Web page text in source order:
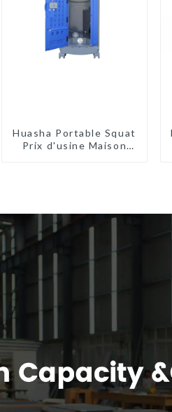
Huasha Portable Squat
Prix d'usine Maison
Personnalisée
Personnalisée